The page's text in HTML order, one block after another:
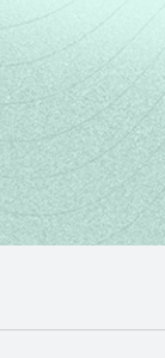
2,66
1,58
1,73